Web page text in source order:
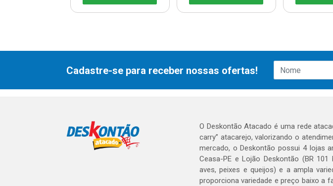
Cadastre-se para receber nossas ofertas!
O Deskontão Atacado é uma rede
carry” atacarejo, valorizando o
mercado, o Deskontão possui 4 lojas
Ceasa-PE e Lojão Deskontão (BR
aves, peixes e queijos) e a ampla
proporciona variedade e preço baixo a